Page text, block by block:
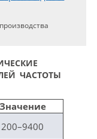
ЧАСТОТЫ
Значение
200–9400